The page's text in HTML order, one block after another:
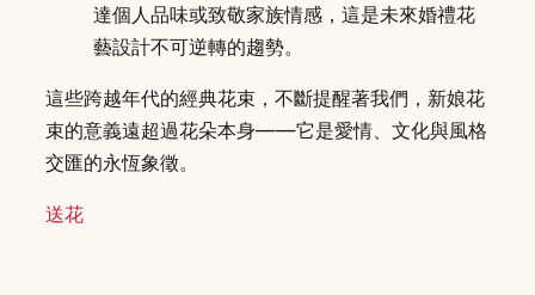
達個人品味或致敬家族情感，這是未來婚禮花
藝設計不可逆轉的趨勢。
這些跨越年代的經典花束，不斷提醒著我們，新娘花
束的意義遠超過花朵本身——它是愛情、文化與風格
交匯的永恆象徵。
送花